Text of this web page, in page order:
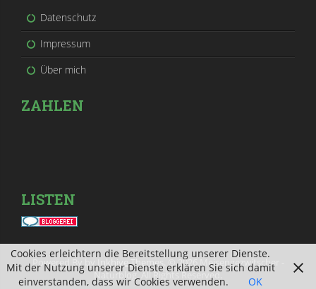
Datenschutz
Impressum
Über mich
ZAHLEN
LISTEN
Powered By by Inkhive Themes
. © 2026 Meisengezwitscher -
Naturblog. All Rights Reserved.
Cookies erleichtern die Bereitstellung unserer Dienste.
Mit der Nutzung unserer Dienste erklären Sie sich damit
einverstanden, dass wir Cookies verwenden.
OK